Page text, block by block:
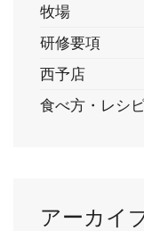
牧場
研修要項
西予店
食べ方・レシ
アーカイ